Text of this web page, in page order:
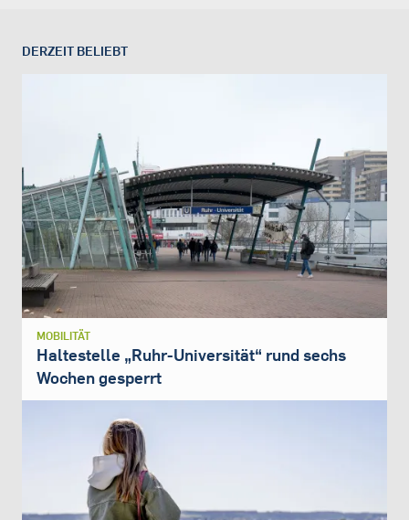
DERZEIT BELIEBT
MOBILITÄT
Haltestelle „Ruhr-Universität“ rund sechs
Wochen gesperrt